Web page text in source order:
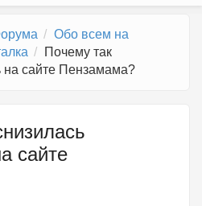
Обо всем на
Почему так
на сайте Пензамама?
сайте